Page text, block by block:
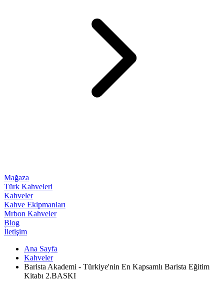
Mağaza
Türk Kahveleri
Kahveler
Kahve Ekipmanları
Mrbon Kahveler
Blog
İletişim
Ana Sayfa
Kahveler
Barista Akademi - Türkiye'nin En Kapsamlı Barista Eğitim
Kitabı 2.BASKI